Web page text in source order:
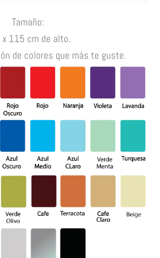
Tamaño:
x 115 cm de alto.
de colores que más te guste.